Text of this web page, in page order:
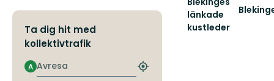
Ta dig hit med
kollektivtrafik
Avresa
A
Hitta
länkade
kustleder